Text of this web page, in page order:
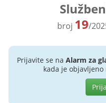
broj 19/
Prijavite se na Alarm za
kada je